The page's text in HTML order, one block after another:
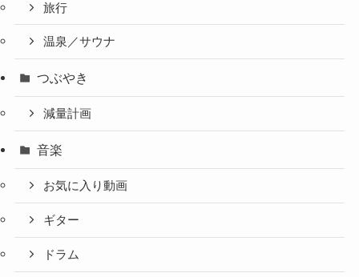
旅行
温泉／サウナ
つぶやき
減量計画
音楽
お気に入り動画
ギター
ドラム